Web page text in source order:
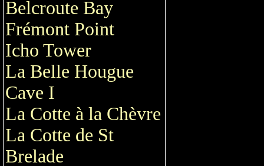
Belcroute Bay
Frémont Point
Icho Tower
La Belle Hougue
Cave I
La Cotte à la Chèvre
La Cotte de St
Brelade